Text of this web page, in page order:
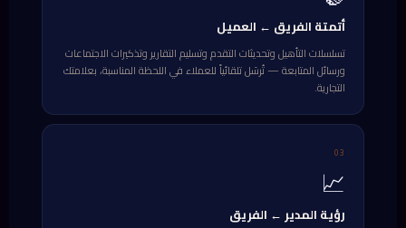
أتمتة الفريق ← العميل
تسلسلات التأهيل وتحديثات التقدم وتسليم التقارير وتذكيرات الاجتماعات
ورسائل المتابعة — تُرسَل تلقائياً للعملاء في اللحظة المناسبة، بعلامتك
التجارية.
03
📈
رؤية المدير ← الفريق